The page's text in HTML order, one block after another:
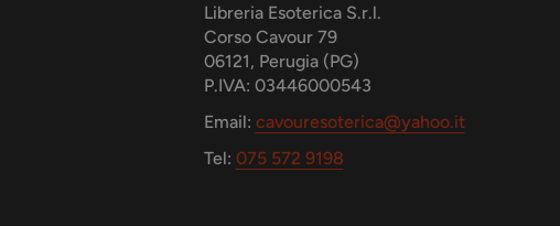
Libreria Esoterica S.r.l.
Corso Cavour 79
06121, Perugia (PG)
P.IVA: 03446000543
Email: cavouresoterica@yahoo.it
Tel: 075 572 9198